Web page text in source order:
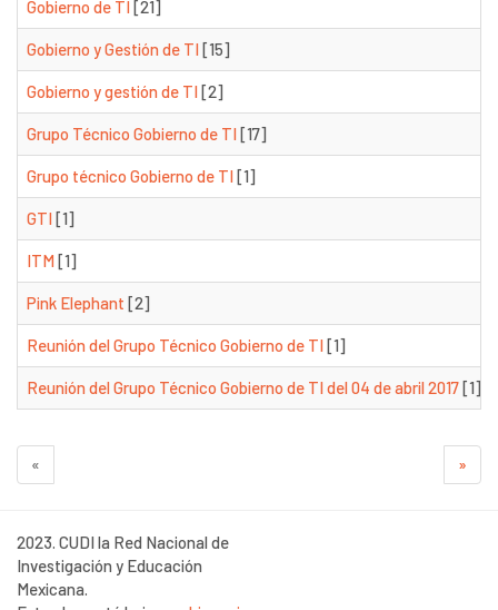
Gobierno de TI[21]
Gobierno y Gestión de TI[15]
Gobierno y gestión de TI[2]
Grupo Técnico Gobierno de TI[17]
Grupo técnico Gobierno de TI[1]
GTI[1]
ITM[1]
Pink Elephant [2]
Reunión del Grupo Técnico Gobierno de TI[1]
Reunión del Grupo Técnico Gobierno de TI del 04 de abril 2017[1]
« »
2023. CUDI la Red Nacional de
Investigación y Educación
Mexicana.